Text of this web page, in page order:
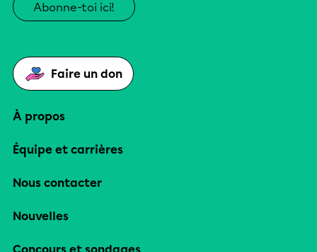
Abonne-toi ici!
Faire un don
À propos
Équipe et carrières
Nous contacter
Nouvelles